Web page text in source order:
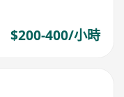
$200-400/小時